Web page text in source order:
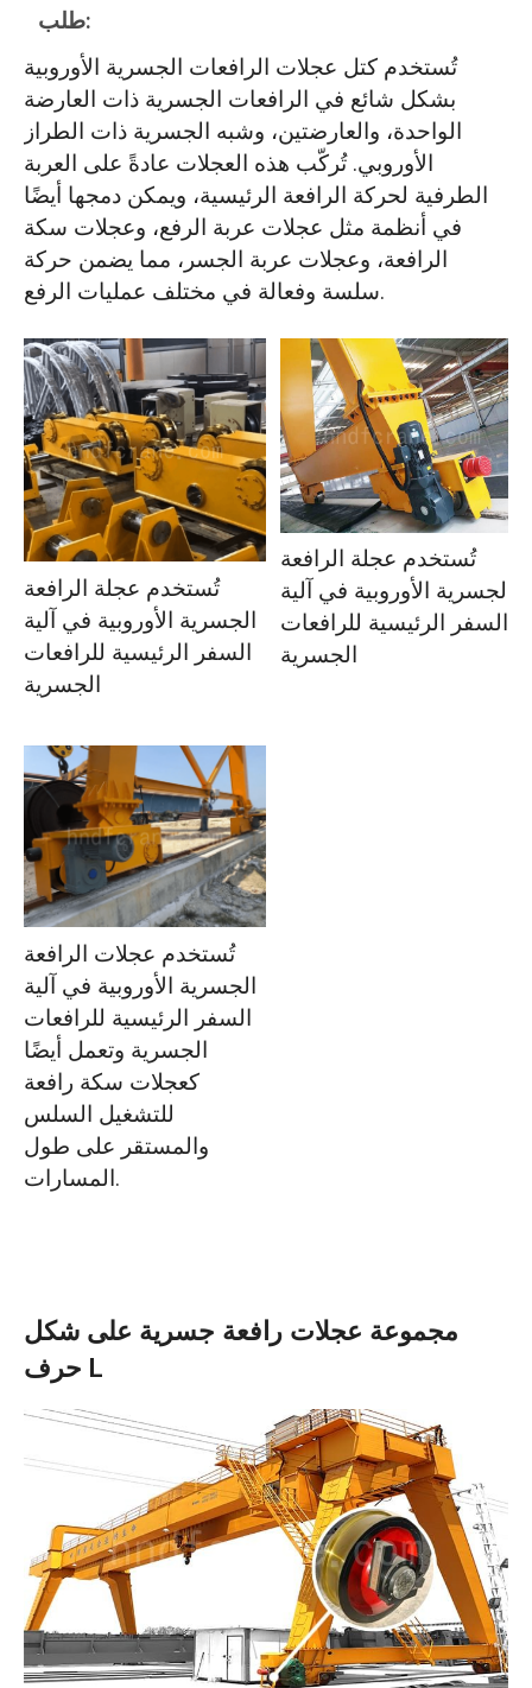
طلب:
تُستخدم كتل عجلات الرافعات الجسرية الأوروبية
بشكل شائع في الرافعات الجسرية ذات العارضة
الواحدة، والعارضتين، وشبه الجسرية ذات الطراز
الأوروبي. تُركّب هذه العجلات عادةً على العربة
الطرفية لحركة الرافعة الرئيسية، ويمكن دمجها أيضًا
في أنظمة مثل عجلات عربة الرفع، وعجلات سكة
الرافعة، وعجلات عربة الجسر، مما يضمن حركة
سلسة وفعالة في مختلف عمليات الرفع.
تُستخدم عجلة الرافعة
الجسرية الأوروبية في آلية
السفر الرئيسية للرافعات
الجسرية
تُستخدم عجلة الرافعة
الجسرية الأوروبية في آلية
السفر الرئيسية للرافعات
الجسرية
تُستخدم عجلات الرافعة
الجسرية الأوروبية في آلية
السفر الرئيسية للرافعات
الجسرية وتعمل أيضًا
كعجلات سكة رافعة
للتشغيل السلس
والمستقر على طول
المسارات.
مجموعة عجلات رافعة جسرية على شكل
حرف L